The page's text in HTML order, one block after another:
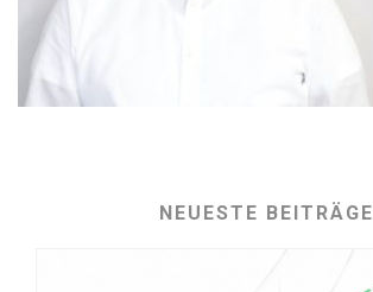
NEUESTE BEITRÄGE